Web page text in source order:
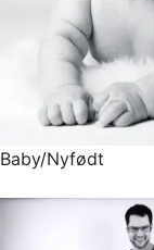
Baby/Nyfødt